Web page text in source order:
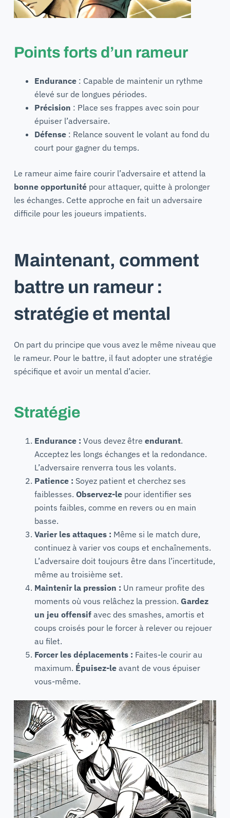
Points forts d’un rameur
Endurance: Capable de maintenir un rythme
élevé sur de longues périodes.
Précision : Place ses frappes avec soin pour
épuiser l’adversaire.
Défense: Relance souvent le volant au fond du
court pour gagner du temps.
Le rameur aime faire courir l’adversaire et attend la
bonne opportunitépour attaquer, quitte à prolonger
les échanges. Cette approche en fait un adversaire
difficile pour les joueurs impatients.
Maintenant, comment
battre un rameur :
stratégie et mental
On part du principe que vous avez le même niveau que
le rameur. Pour le battre, il faut adopter une stratégie
spécifique et avoir un mental d’acier.
Stratégie
Endurance : Vous devez être endurant.
Acceptez les longs échanges et la redondance.
L’adversaire renverra tous les volants.
Patience : Soyez patient et cherchez ses
faiblesses. Observez-lepour identifier ses
points faibles, comme en revers ou en main
basse.
Varier les attaques : Même si le match dure,
continuez à varier vos coups et enchaînements.
L’adversaire doit toujours être dans l’incertitude,
même au troisième set.
Maintenir la pression : Un rameur profite des
moments où vous relâchez la pression. Gardez
un jeu offensifavec des smashes, amortis et
coups croisés pour le forcer à relever ou rejouer
au filet.
Forcer les déplacements : Faites-le courir au
maximum. Épuisez-leavant de vous épuiser
vous-même.